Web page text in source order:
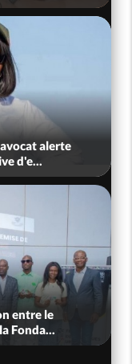
principaux
de la r...
africaine, le
abattag...